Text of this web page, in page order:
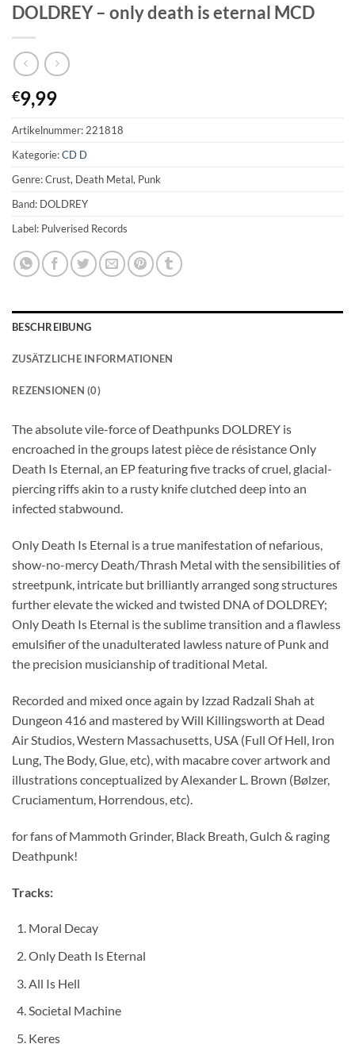
DOLDREY – only death is eternal MCD
€9,99
Artikelnummer:221818
Kategorie:CD D
Genre: Crust, Death Metal, Punk
Band: DOLDREY
Label: Pulverised Records
BESCHREIBUNG
ZUSÄTZLICHE INFORMATIONEN
REZENSIONEN (0)
The absolute vile-force of Deathpunks DOLDREY is
encroached in the groups latest pièce de résistance Only
Death Is Eternal, an EP featuring five tracks of cruel, glacial-
piercing riffs akin to a rusty knife clutched deep into an
infected stabwound.
Only Death Is Eternal is a true manifestation of nefarious,
show-no-mercy Death/Thrash Metal with the sensibilities of
streetpunk, intricate but brilliantly arranged song structures
further elevate the wicked and twisted DNA of DOLDREY;
Only Death Is Eternal is the sublime transition and a flawless
emulsifier of the unadulterated lawless nature of Punk and
the precision musicianship of traditional Metal.
Recorded and mixed once again by Izzad Radzali Shah at
Dungeon 416 and mastered by Will Killingsworth at Dead
Air Studios, Western Massachusetts, USA (Full Of Hell, Iron
Lung, The Body, Glue, etc), with macabre cover artwork and
illustrations conceptualized by Alexander L. Brown (Bølzer,
Cruciamentum, Horrendous, etc).
for fans of Mammoth Grinder, Black Breath, Gulch & raging
Deathpunk!
Tracks:
Moral Decay
Only Death Is Eternal
All Is Hell
Societal Machine
Keres